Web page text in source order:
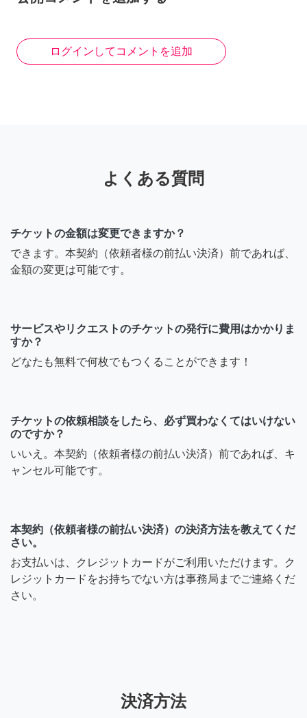
ログインしてコメントを追加
よくある質問
チケットの金額は変更できますか？
できます。本契約（依頼者様の前払い決済）前であれば、
金額の変更は可能です。
サービスやリクエストのチケットの発行に費用はかかりま
すか？
どなたも無料で何枚でもつくることができます！
チケットの依頼相談をしたら、必ず買わなくてはいけない
のですか？
いいえ。本契約（依頼者様の前払い決済）前であれば、キ
ャンセル可能です。
本契約（依頼者様の前払い決済）の決済方法を教えてくだ
さい。
お支払いは、クレジットカードがご利用いただけます。ク
レジットカードをお持ちでない方は事務局までご連絡くだ
さい。
決済方法